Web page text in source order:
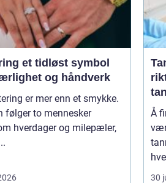
symbol
og håndverk
er mer enn et smykke.
følger to mennesker
hverdager og milepæler,
Å
30